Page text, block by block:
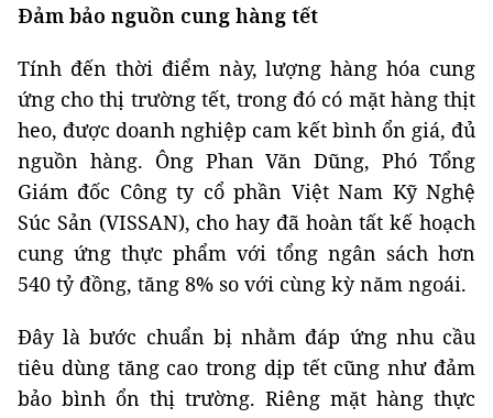
Đảm bảo nguồn cung hàng tết
Tính đến thời điểm này, lượng hàng hóa cung
ứng cho thị trường tết, trong đó có mặt hàng thịt
heo, được doanh nghiệp cam kết bình ổn giá, đủ
nguồn hàng. Ông Phan Văn Dũng, Phó Tổng
Giám đốc Công ty cổ phần Việt Nam Kỹ Nghệ
Súc Sản (VISSAN), cho hay đã hoàn tất kế hoạch
cung ứng thực phẩm với tổng ngân sách hơn
540 tỷ đồng, tăng 8% so với cùng kỳ năm ngoái.
Đây là bước chuẩn bị nhằm đáp ứng nhu cầu
tiêu dùng tăng cao trong dịp tết cũng như đảm
bảo bình ổn thị trường. Riêng mặt hàng thực